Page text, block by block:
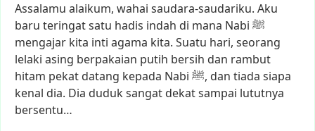
Assalamu alaikum, wahai saudara-saudariku. Aku
baru teringatsatu hadis indah di mana Nabi ﷺ
mengajar kita inti agama kita. Suatu hari, seorang
lelaki asing berpakaian putih bersih dan rambut
hitam pekat datang kepada Nabi ﷺ, dan tiada siapa
kenal dia. Dia duduksangat dekatsampai lututnya
bersentu…